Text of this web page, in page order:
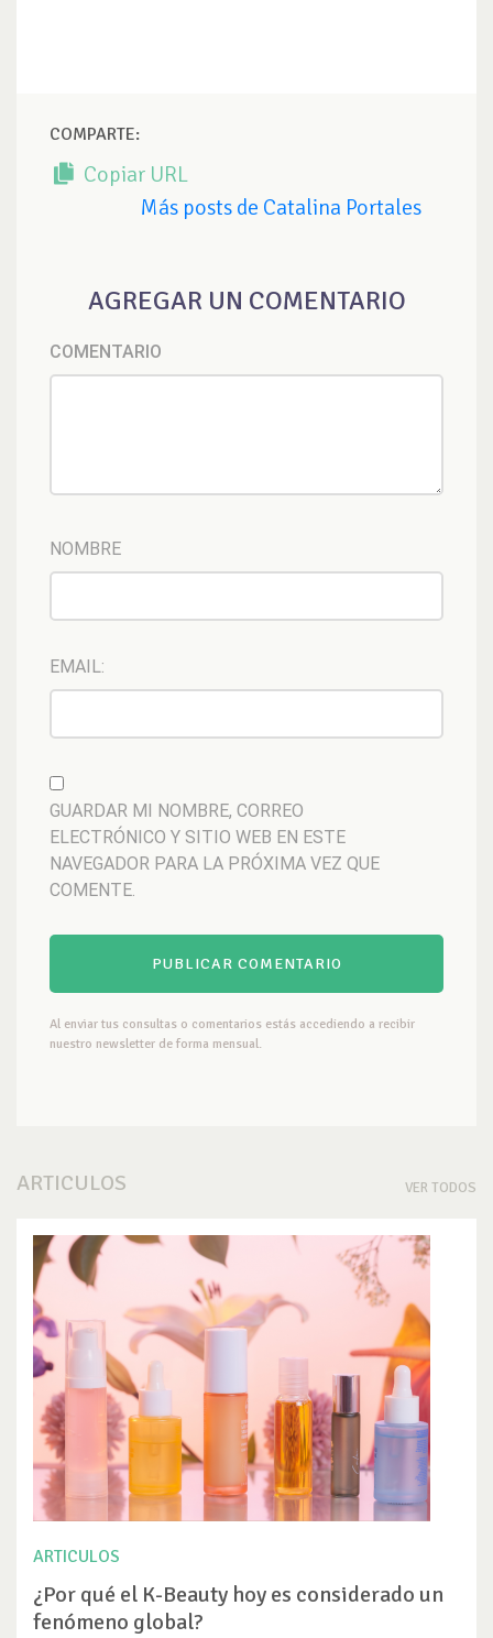
COMPARTE:
Copiar URL
Más posts de Catalina Portales
AGREGAR UN COMENTARIO
COMENTARIO
NOMBRE
EMAIL:
GUARDAR MI NOMBRE, CORREO
ELECTRÓNICO Y SITIO WEB EN ESTE
NAVEGADOR PARA LA PRÓXIMA VEZ QUE
COMENTE.
Al enviar tus consultas o comentarios estás accediendo a recibir
nuestro newsletter de forma mensual.
ARTICULOS VER TODOS
ARTICULOS
¿Por qué el K-Beauty hoy es considerado un
fenómeno global?